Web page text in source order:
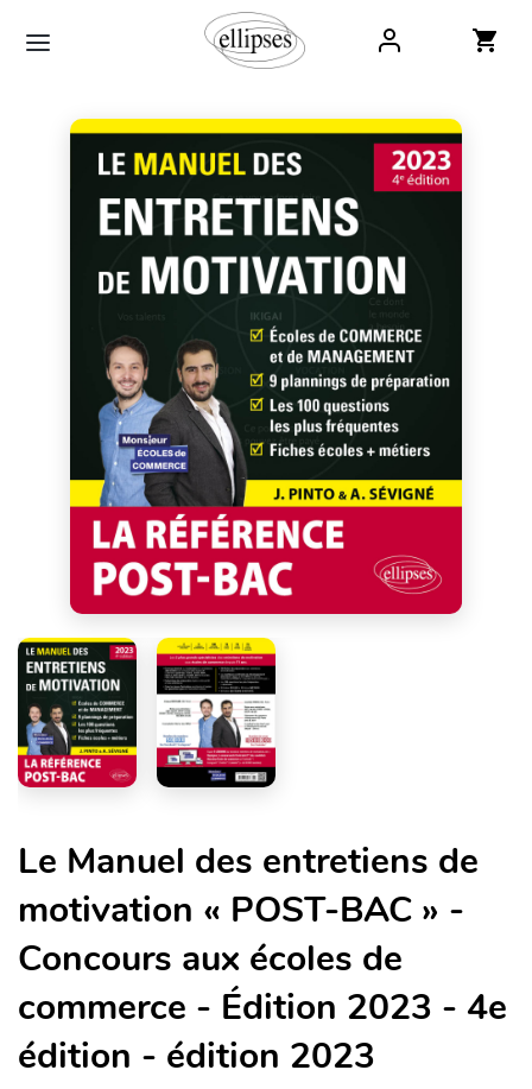
Le Manuel des entretiens de
motivation « POST-BAC » -
Concours aux écoles de
commerce - Édition 2023 - 4e
édition - édition 2023